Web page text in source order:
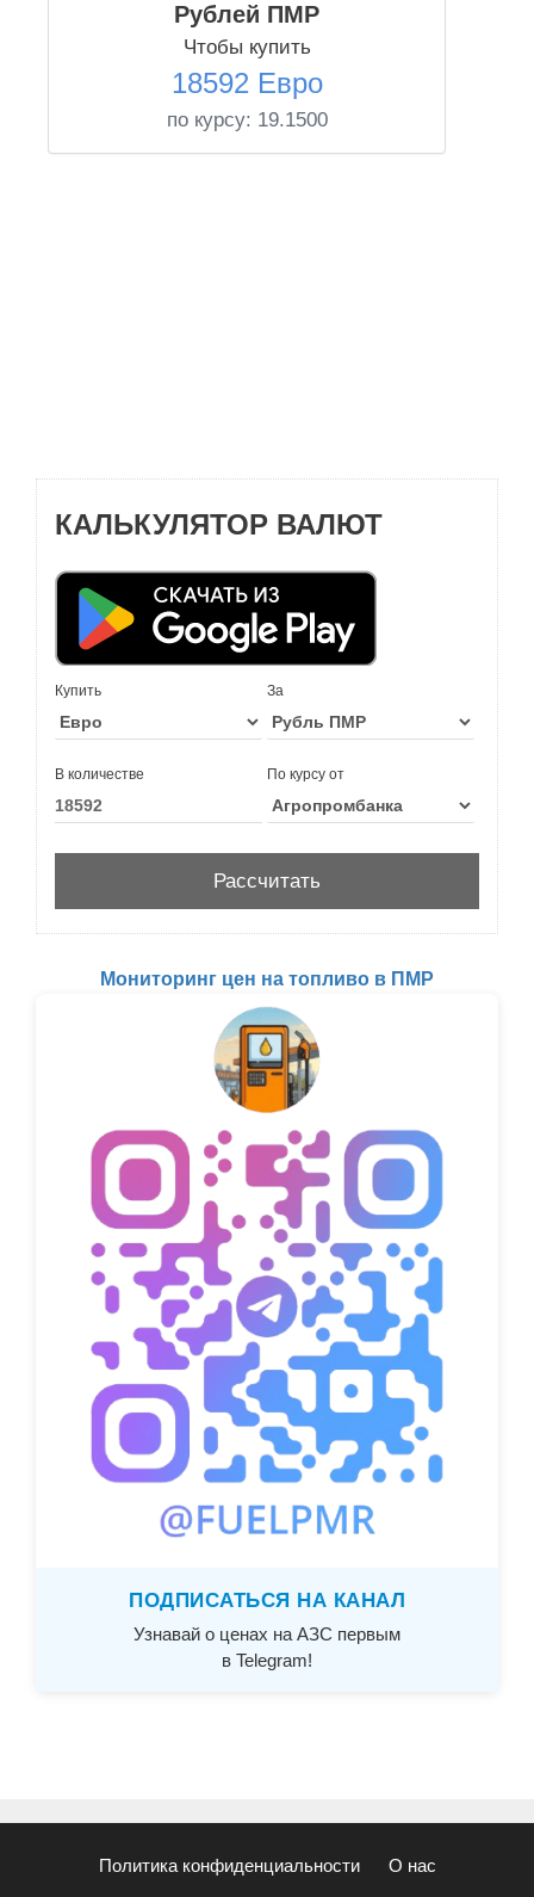
Рублей ПМР
Чтобы купить
18592 Евро
по курсу: 19.1500
КАЛЬКУЛЯТОР ВАЛЮТ
Купить За
В количестве По курсу от
Мониторинг цен на топливо в ПМР
ПОДПИСАТЬСЯ НА КАНАЛ
Узнавай о ценах на АЗС первым
в Telegram!
Политика конфиденциальности О нас